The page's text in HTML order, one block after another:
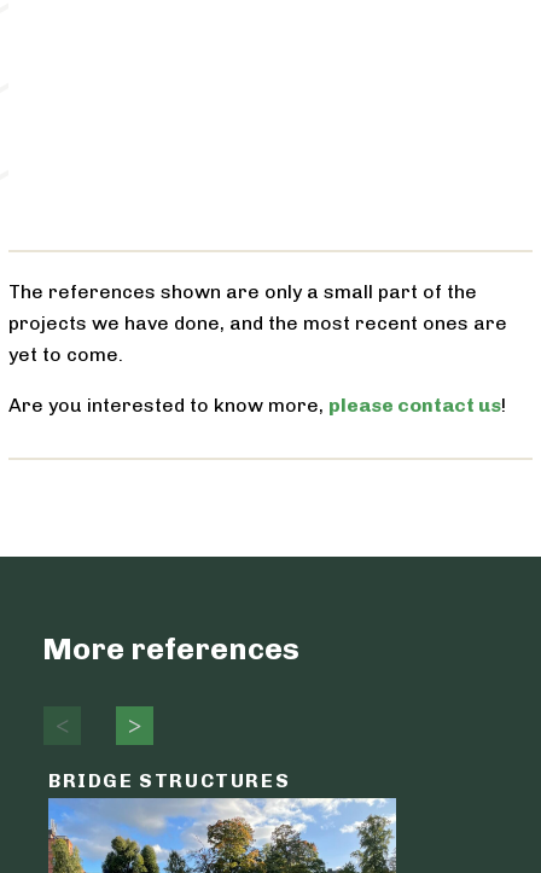
The references shown are only a small part of the
projects we have done, and the most recent ones are
yet to come.
Are you interested to know more, please contact us!
More references
BRIDGE STRUCTURES